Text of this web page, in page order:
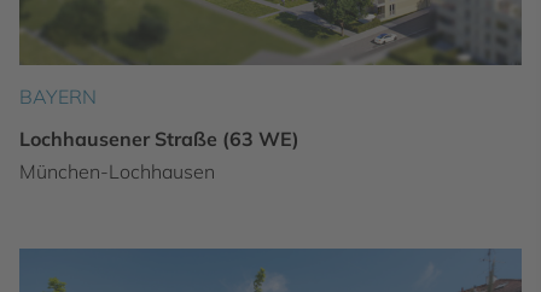
BAYERN
Lochhausener Straße (63 WE)
München-Lochhausen